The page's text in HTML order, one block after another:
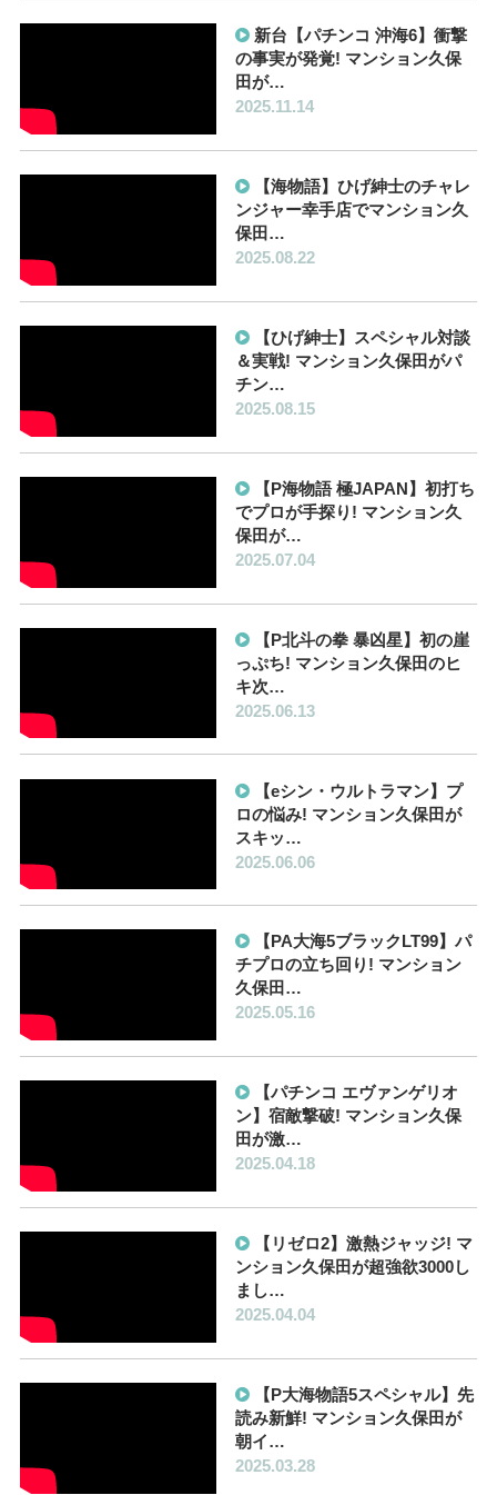
新台【パチンコ 沖海6】衝撃
の事実が発覚! マンション久保
田が…
2025.11.14
【海物語】ひげ紳士のチャレ
ンジャー幸手店でマンション久
保田…
2025.08.22
【ひげ紳士】スペシャル対談
＆実戦! マンション久保田がパ
チン…
2025.08.15
【P海物語 極JAPAN】初打ち
でプロが手探り! マンション久
保田が…
2025.07.04
【P北斗の拳 暴凶星】初の崖
っぷち! マンション久保田のヒ
キ次…
2025.06.13
【eシン・ウルトラマン】プ
ロの悩み! マンション久保田が
スキッ…
2025.06.06
【PA大海5ブラックLT99】パ
チプロの立ち回り! マンション
久保田…
2025.05.16
【パチンコ エヴァンゲリオ
ン】宿敵撃破! マンション久保
田が激…
2025.04.18
【リゼロ2】激熱ジャッジ! マ
ンション久保田が超強欲3000し
まし…
2025.04.04
【P大海物語5スペシャル】先
読み新鮮! マンション久保田が
朝イ…
2025.03.28